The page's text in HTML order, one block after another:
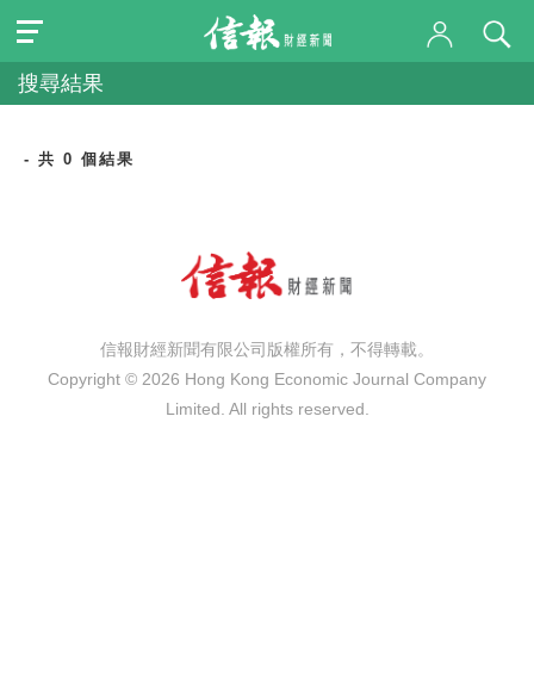
搜尋結果
- 共 0 個結果
信報財經新聞有限公司版權所有，不得轉載。
Copyright © 2026 Hong Kong Economic Journal Company
Limited. All rights reserved.